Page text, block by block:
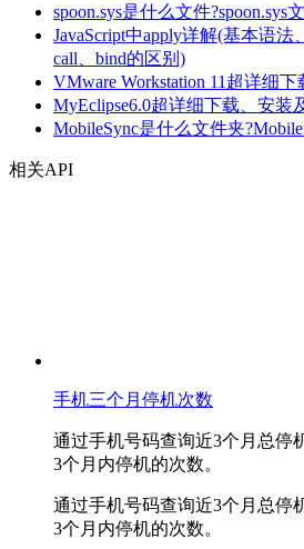
spoon.sys是什么文件?spoon.sys
JavaScript中apply详解(基本语
call、bind的区别)
VMware Workstation 11超详细
MyEclipse6.0超详细下载、安装
MobileSync是什么文件夹
相关API
手机三个月停机次数
通过手机号码查询近3个月总停
3个月内停机的次数。
通过手机号码查询近3个月总停
3个月内停机的次数。